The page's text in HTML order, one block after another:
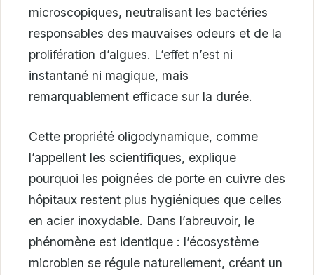
microscopiques, neutralisant les bactéries
responsables des mauvaises odeurs et de la
prolifération d’algues. L’effet n’est ni
instantané ni magique, mais
remarquablement efficace sur la durée.
Cette propriété oligodynamique, comme
l’appellent les scientifiques, explique
pourquoi les poignées de porte en cuivre des
hôpitaux restent plus hygiéniques que celles
en acier inoxydable. Dans l’abreuvoir, le
phénomène est identique : l’écosystème
microbien se régule naturellement, créant un